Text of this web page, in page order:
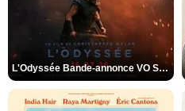
L'Odyssée Bande-annonce VO STFR